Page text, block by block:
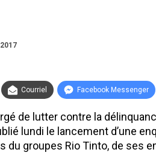
Courriel Facebook Messenger
de lutter contre la
lundi le lancement d’une
groupes Rio Tinto, de ses